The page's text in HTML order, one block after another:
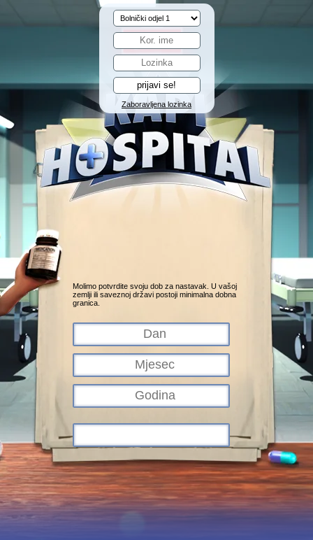
Zaboravljena lozinka
Molimo potvrdite svoju dob za nastavak. U vašoj
zemlji ili saveznoj državi postoji minimalna dobna
granica.